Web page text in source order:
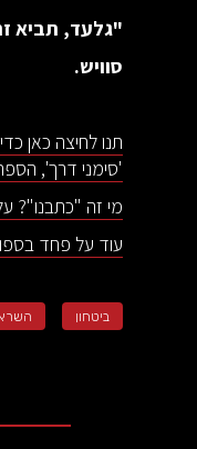
"גלעד, תביא
סוויש.
תנו לחיצה כאן
'סימני דרך',
מי זה "כתבנו"?
‍עוד על פחד
ביטחון